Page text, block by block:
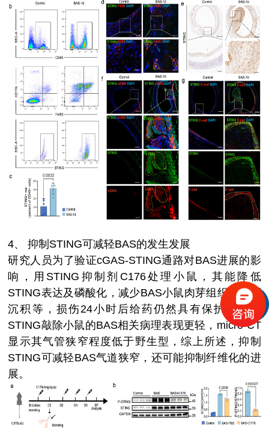
4、抑制STING可减轻BAS的发生发展
研究人员为了验证cGAS-STING通路对BAS进展的影
响，用STING抑制剂C176处理小鼠，其能降低
STING表达及磷酸化，减少BAS小鼠肉芽组织、胶原
沉积等，损伤24小时后给药仍然具有保护作用；
STING敲除小鼠的BAS相关病理表现更轻，micro-CT
显示其气管狭窄程度低于野生型，综上所述，抑制
STING可减轻BAS气道狭窄，还可能抑制纤维化的进
展。